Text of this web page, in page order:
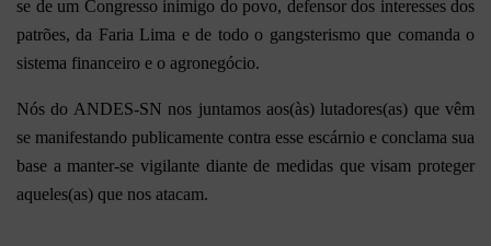
se de um Congresso inimigo do povo, defensor dos interesses dos
patrões, da Faria Lima e de todo o gangsterismo que comanda o
sistema financeiro e o agronegócio.
Nós do ANDES-SN nos juntamos aos(às) lutadores(as) que vêm
se manifestando publicamente contra esse escárnio e conclama sua
base a manter-se vigilante diante de medidas que visam proteger
aqueles(as) que nos atacam.